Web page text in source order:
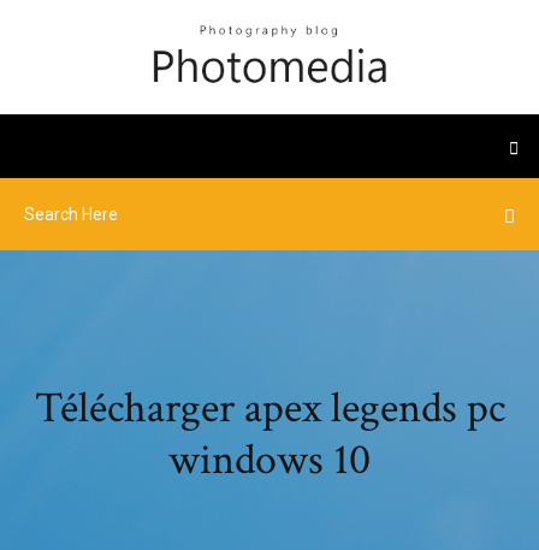
Télécharger apex legends pc
windows 10